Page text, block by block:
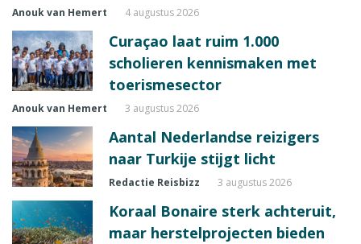
Anouk van Hemert 4 augustus 2026
Curaçao laat ruim 1.000
scholieren kennismaken met
toerismesector
Anouk van Hemert 3 augustus 2026
Aantal Nederlandse reizigers
naar Turkije stijgt licht
Redactie Reisbizz 3 augustus 2026
Koraal Bonaire sterk achteruit,
maar herstelprojecten bieden